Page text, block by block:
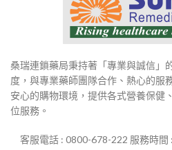
桑瑞連鎖藥局秉持著「專業與誠信」
度，與專業藥師團隊合作、熱心的服
安心的購物環境，提供各式營養保健
位服務。
客服電話 : 0800-678-222 服務時